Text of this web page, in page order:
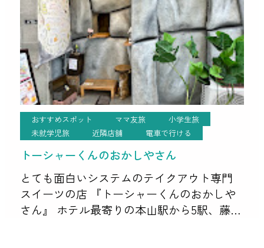
おすすめスポット ママ友旅
小学生旅
未就学児旅
近隣店舗 電車で行ける
トーシャーくんのおかしやさん
とても面白いシステムのテイクアウト専門
スイーツの店 『トーシャーくんのおかしや
さん』 ホテル最寄りの本山駅から5駅、藤が